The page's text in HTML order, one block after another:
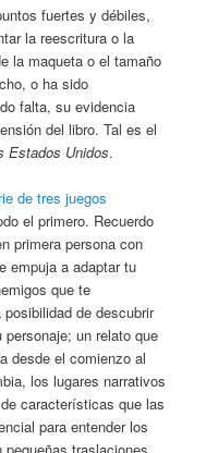
fuertes y débiles,
la reescritura o la
la maqueta o el tamaño
o ha sido
falta, su evidencia
del libro. Tal es el
Estados Unidos.
de tres juegos
el primero. Recuerdo
primera persona con
empuja a adaptar tu
que te
de descubrir
un relato que
desde el comienzo al
los lugares narrativos
características que las
para entender los